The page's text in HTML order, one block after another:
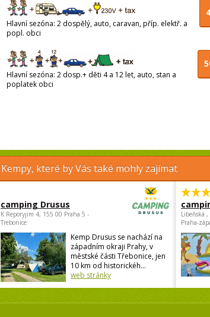
Hlavní sezóna: 2 dospělý, auto, caravan, příp. elektř. a
popl. obci
Hlavní sezóna: 2 dosp.+ děti 4 a 12 let, auto, stan a
poplatek obci
Kempy, které by Vás také mohly zajímat
camping Drusus
K Reporyjim 4, 155 00 Praha 5 -
Trebonice
Kemp Drusus se nachází na
západním okraji Prahy, v
městské části Třebonice, jen
10 km od historickéh...
web stránky
Libeňská
Praha-